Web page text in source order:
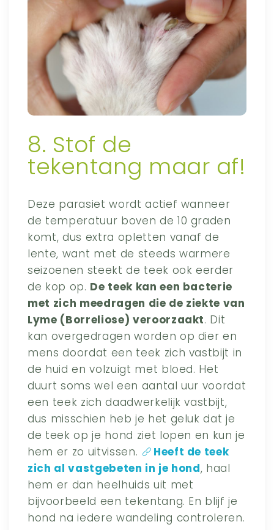
8. Stof de
tekentang maar af!
Deze parasiet wordt actief wanneer
de temperatuur boven de 10 graden
komt, dus extra opletten vanaf de
lente, want met de steeds warmere
seizoenen steekt de teek ook eerder
de kop op. De teek kan een bacterie
met zich meedragen die de ziekte van
Lyme (Borreliose) veroorzaakt. Dit
kan overgedragen worden op dier en
mens doordat een teek zich vastbijt in
de huid en volzuigt met bloed. Het
duurt soms wel een aantal uur voordat
een teek zich daadwerkelijk vastbijt,
dus misschien heb je het geluk dat je
de teek op je hond ziet lopen en kun je
hem er zo uitvissen.
Heeft de teek
zich al vastgebeten in je hond, haal
hem er dan heelhuids uit met
bijvoorbeeld een tekentang. En blijf je
hond na iedere wandeling controleren.